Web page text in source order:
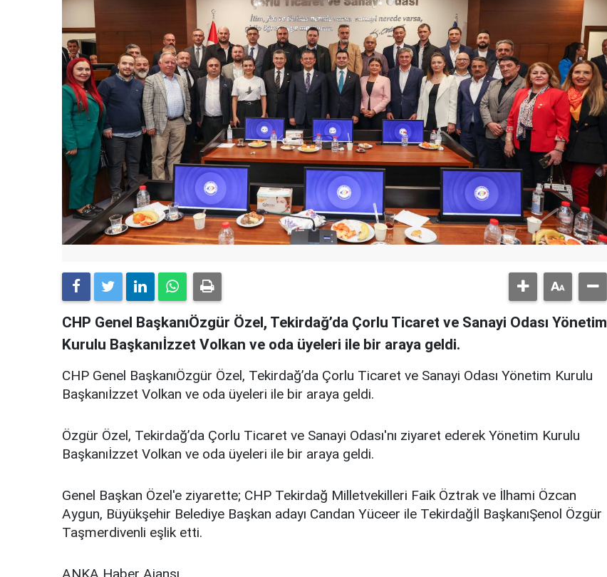
CHP Genel BaşkanıÖzgür Özel, Tekirdağ’da Çorlu Ticaret ve Sanayi Odası Yönetim
Kurulu Başkanıİzzet Volkan ve oda üyeleri ile bir araya geldi.
CHP Genel BaşkanıÖzgür Özel, Tekirdağ’da Çorlu Ticaret ve Sanayi Odası Yönetim Kurulu
Başkanıİzzet Volkan ve oda üyeleri ile bir araya geldi.
Özgür Özel, Tekirdağ’da Çorlu Ticaret ve Sanayi Odası'nı ziyaret ederek Yönetim Kurulu
Başkanıİzzet Volkan ve oda üyeleri ile bir araya geldi.
Genel Başkan Özel'e ziyarette; CHP Tekirdağ Milletvekilleri Faik Öztrak ve İlhami Özcan
Aygun, Büyükşehir Belediye Başkan adayı Candan Yüceer ile Tekirdağİl BaşkanıŞenol Özgür
Taşmerdivenli eşlik etti.